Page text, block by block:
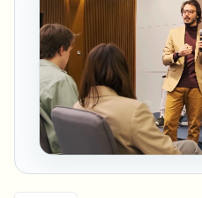
模糊人脸
模糊车牌
模糊背景
模糊任何内容
View all features
Browse every blur tool in one place
模糊车牌
模糊人脸
企业
学校与教育
校园摄像头、讲座和地区批量隐私
媒体与娱乐
试映、发布和合规
资源
常见问题
博客
Choose language